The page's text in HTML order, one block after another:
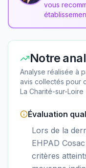
vous
Notre
Analyse réalisée à
avis collectés pour
La Charité-sur-Loire
Évaluation
Lors de la
EHPAD
critères